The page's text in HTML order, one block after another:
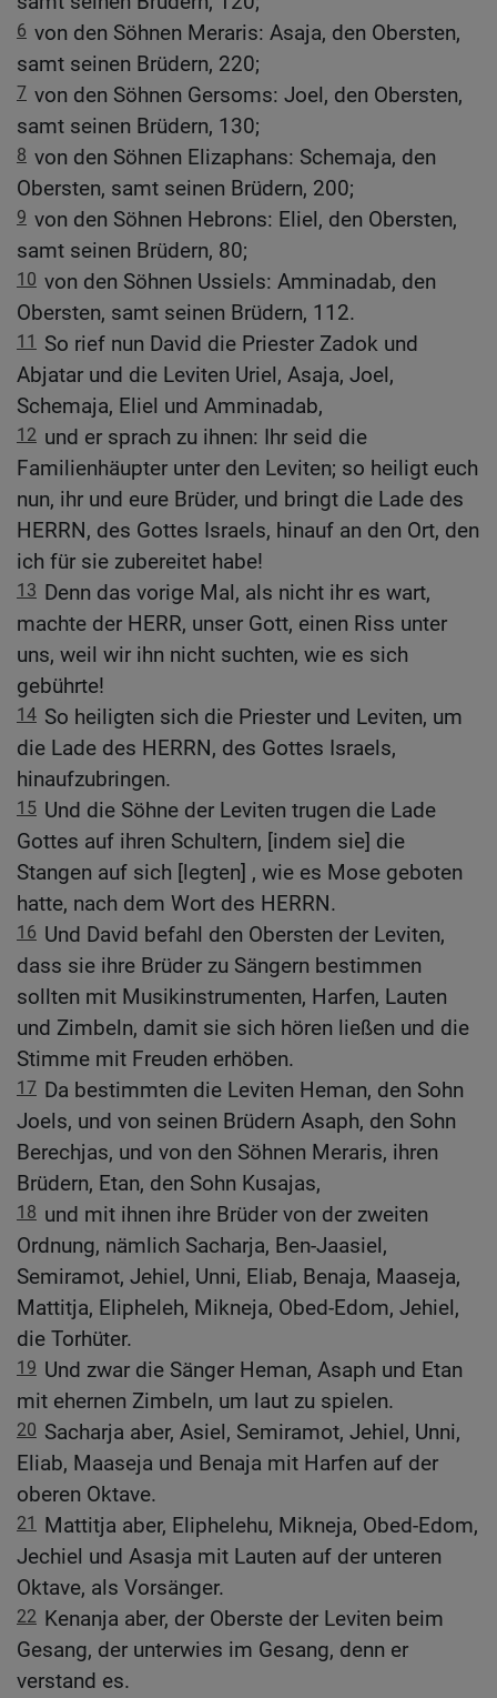
6 von den Söhnen Meraris: Asaja, den Obersten,
samt seinen Brüdern, 220;
7 von den Söhnen Gersoms: Joel, den Obersten,
samt seinen Brüdern, 130;
8 von den Söhnen Elizaphans: Schemaja, den
Obersten, samt seinen Brüdern, 200;
9 von den Söhnen Hebrons: Eliel, den Obersten,
samt seinen Brüdern, 80;
10 von den Söhnen Ussiels: Amminadab, den
Obersten, samt seinen Brüdern, 112.
11
So rief nun David die Priester Zadok und
Abjatar und die Leviten Uriel, Asaja, Joel,
Schemaja, Eliel und Amminadab,
12 und er sprach zu ihnen: Ihr seid die
Familienhäupter unter den Leviten; so heiligt euch
nun, ihr und eure Brüder, und bringt die Lade des
HERRN, des Gottes Israels, hinauf an den Ort, den
ich für sie zubereitet habe!
13 Denn das vorige Mal, als nicht ihr es wart,
machte der HERR, unser Gott, einen Riss unter
uns, weil wir ihn nicht suchten, wie es sich
gebührte!
14 So heiligten sich die Priester und Leviten, um
die Lade des HERRN, des Gottes Israels,
hinaufzubringen.
15 Und die Söhne der Leviten trugen die Lade
Gottes auf ihren Schultern, [indem sie] die
Stangen auf sich [legten] , wie es Mose geboten
hatte, nach dem Wort des HERRN.
16 Und David befahl den Obersten der Leviten,
dass sie ihre Brüder zu Sängern bestimmen
sollten mit Musikinstrumenten, Harfen, Lauten
und Zimbeln, damit sie sich hören ließen und die
Stimme mit Freuden erhöben.
17 Da bestimmten die Leviten Heman, den Sohn
Joels, und von seinen Brüdern Asaph, den Sohn
Berechjas, und von den Söhnen Meraris, ihren
Brüdern, Etan, den Sohn Kusajas,
18 und mit ihnen ihre Brüder von der zweiten
Ordnung, nämlich Sacharja, Ben-Jaasiel,
Semiramot, Jehiel, Unni, Eliab, Benaja, Maaseja,
Mattitja, Elipheleh, Mikneja, Obed-Edom, Jehiel,
die Torhüter.
19 Und zwar die Sänger Heman, Asaph und Etan
mit ehernen Zimbeln, um laut zu spielen.
20 Sacharja aber, Asiel, Semiramot, Jehiel, Unni,
Eliab, Maaseja und Benaja mit Harfen auf der
oberen Oktave.
21
Mattitja aber, Eliphelehu, Mikneja, Obed-Edom,
Jechiel und Asasja mit Lauten auf der unteren
Oktave, als Vorsänger.
22 Kenanja aber, der Oberste der Leviten beim
Gesang, der unterwies im Gesang, denn er
verstand es.